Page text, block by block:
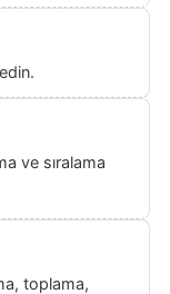
ve sıralama
toplama,